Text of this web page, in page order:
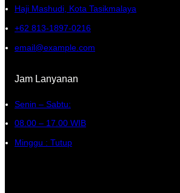
Haji Mashudi, Kota Tasikmalaya
+62 813-1897-0216
email@example.com
Jam Lanyanan
Senin – Sabtu:
08.00 – 17.00 WIB
Minggu : Tutup